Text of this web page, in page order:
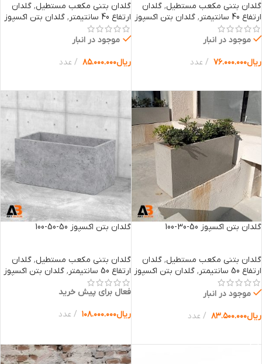
گلدان بتنی مکعب مستطیل, گلدان
ارتفاع 40 سانتیمتر
, گلدان بتن اکسپوز
موجود در انبار
ریال۷۶.۰۰۰.۰۰۰ عدد
گلدان بتنی مکعب مستطیل, گلدان
ارتفاع 40 سانتیمتر
, گلدان بتن اکسپوز
موجود در انبار
ریال۸۵.۰۰۰.۰۰۰ عدد
گلدان بتن اکسپوز 50-30-100
گلدان بتنی مکعب مستطیل, گلدان
ارتفاع 50 سانتیمتر
, گلدان بتن اکسپوز
موجود در انبار
ریال۸۳.۵۰۰.۰۰۰ عدد
گلدان بتن اکسپوز 50-50-100
گلدان بتنی مکعب مستطیل, گلدان
ارتفاع 50 سانتیمتر
, گلدان بتن اکسپوز
فعال برای پیش خرید
ریال۱۰۸.۰۰۰.۰۰۰ عدد